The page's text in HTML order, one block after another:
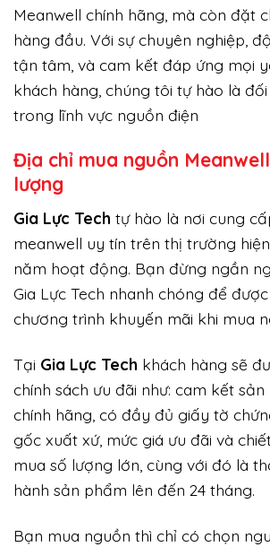
Meanwell chính hãng, mà còn đặt
hàng đầu. Với sự chuyên nghiệp,
tận tâm, và cam kết đáp ứng mọi
khách hàng, chúng tôi tự hào là
trong lĩnh vực nguồn điện
Địa chỉ mua nguồn
lượng
Gia Lực Tech tự hào là nơi cung
meanwell uy tín trên thị trường
năm hoạt động. Bạn đừng ngần
Gia Lực Tech nhanh chóng để
chương trình khuyến mãi khi mua
Tại Gia Lực Tech khách hàng sẽ
chính sách ưu đãi như: cam kết sản
chính hãng, có đầy đủ giấy tờ
gốc xuất xứ, mức giá ưu đãi và
mua số lượng lớn, cùng với đó là
hành sản phẩm lên đến 24 tháng.
Bạn mua nguồn thì chỉ có chọn